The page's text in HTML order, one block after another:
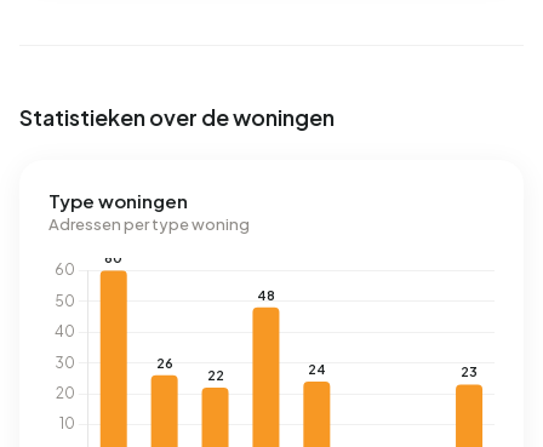
Statistieken over de woningen
Type woningen
Adressen per type woning